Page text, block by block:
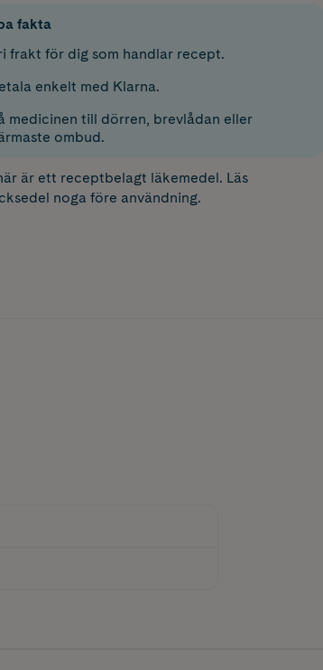
fakta
frakt för dig som handlar recept.
enkelt med Klarna.
medicinen till dörren, brevlådan eller
ombud.
är ett receptbelagt läkemedel. Läs
noga före användning.